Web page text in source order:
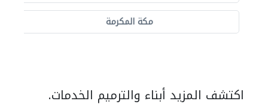
مكة المكرمة
اكتشف المزيد أبناء والترميم الخدمات.